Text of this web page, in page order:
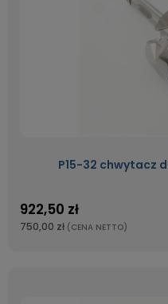
P15-32 chwytacz
922,50 zł
750,00 zł (CENA NETTO)